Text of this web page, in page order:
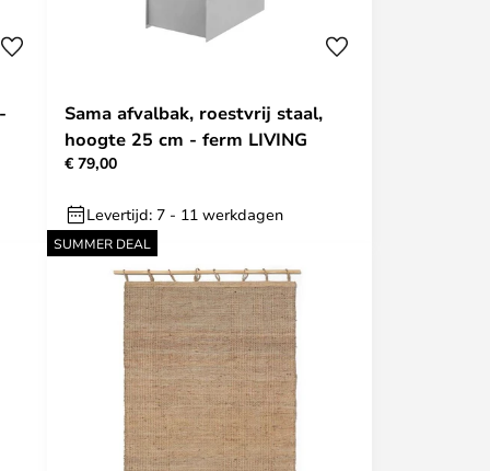
Sama afvalbak, roestvrij staal,
hoogte 25 cm - ferm LIVING
€ 79,00
Levertijd: 7 - 11 werkdagen
SUMMER DEAL